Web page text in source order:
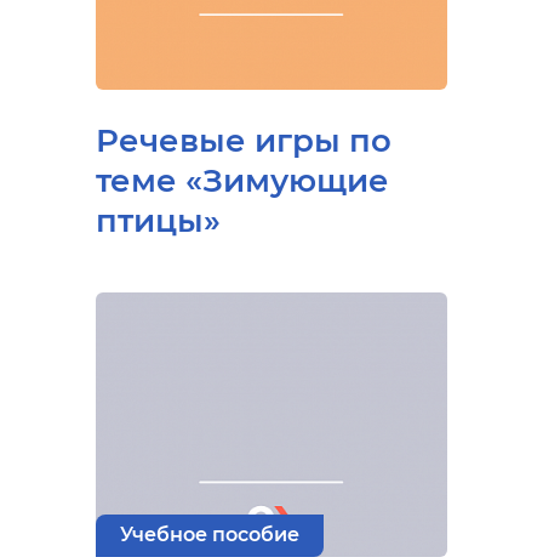
Речевые игры по
теме «Зимующие
птицы»
Учебное пособие